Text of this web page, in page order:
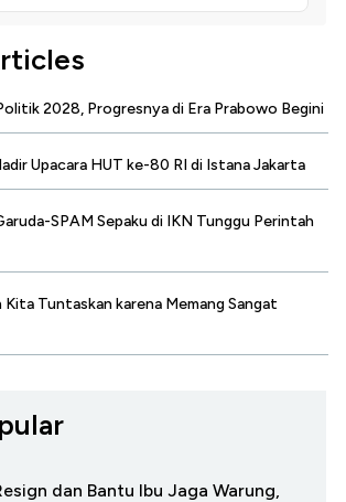
2028, Progresnya di Era Prabowo Begini
Upacara HUT ke-80 RI di Istana Jakarta
SPAM Sepaku di IKN Tunggu Perintah
Kita Tuntaskan karena Memang Sangat
dan Bantu Ibu Jaga Warung,